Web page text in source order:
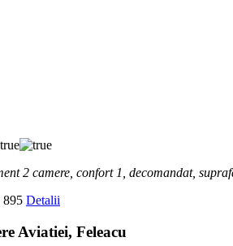
2 camere, confort 1, decomandat,
895 Detalii
Aviatiei, Feleacu